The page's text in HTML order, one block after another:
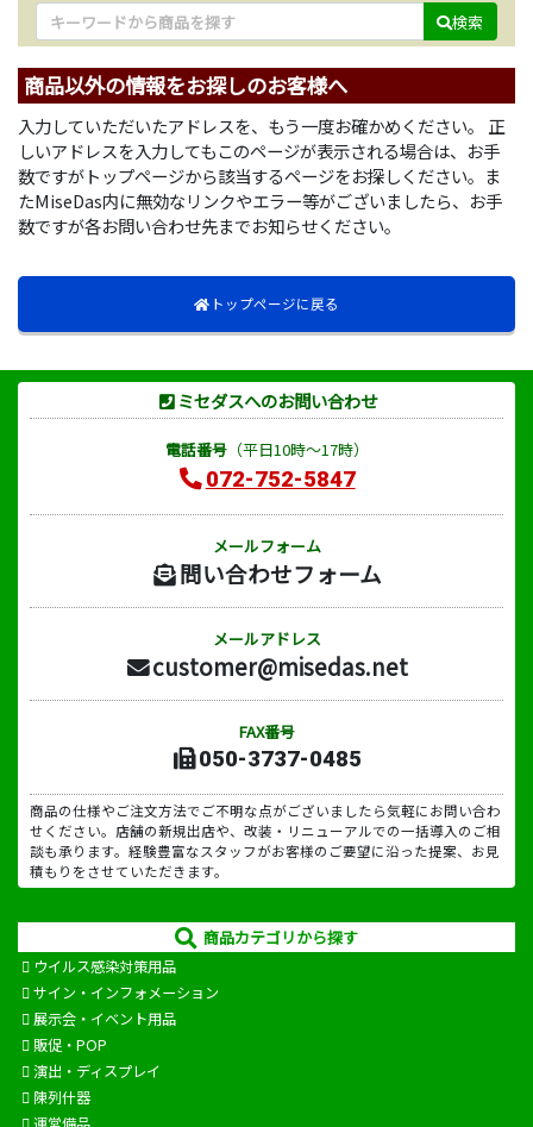
検索
商品以外の情報をお探しのお客様へ
入力していただいたアドレスを、もう一度お確かめください。 正
しいアドレスを入力してもこのページが表示される場合は、お手
数ですがトップページから該当するページをお探しください。ま
たMiseDas内に無効なリンクやエラー等がございましたら、お手
数ですが各お問い合わせ先までお知らせください。
トップページに戻る
ミセダスへのお問い合わせ
電話番号（平日10時～17時）
072-752-5847
メールフォーム
問い合わせフォーム
メールアドレス
customer@misedas.net
FAX番号
050-3737-0485
商品の仕様やご注文方法でご不明な点がございましたら気軽にお問い合わ
せください。店舗の新規出店や、改装・リニューアルでの一括導入のご相
談も承ります。経験豊富なスタッフがお客様のご要望に沿った提案、お見
積もりをさせていただきます。
商品カテゴリから探す
ウイルス感染対策用品
サイン・インフォメーション
展示会・イベント用品
販促・POP
演出・ディスプレイ
陳列什器